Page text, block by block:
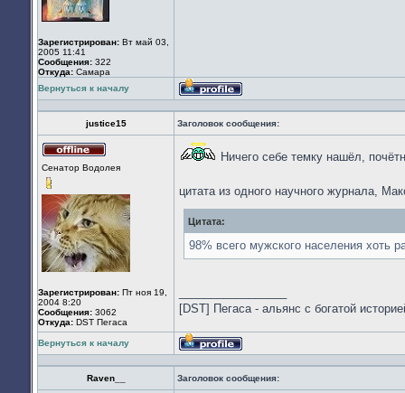
Зарегистрирован: Вт май 03,
2005 11:41
Сообщения: 322
Откуда: Cамара
Вернуться к началу
Профиль
justice15 Заголовок сообщения:
в
Сенатор Водолея
Зарегистрирован: Пт ноя 19,
2004 8:20
Сообщения: 3062
Откуда: DST Пегаса
Ничего себе темку нашёл,
цитата из одного научного журнала,
Цитата:
98% всего мужского населения хоть
[DST] Пегаса - альянс с богатой
Вернуться к началу
Профиль
Raven__ Заголовок сообщения: